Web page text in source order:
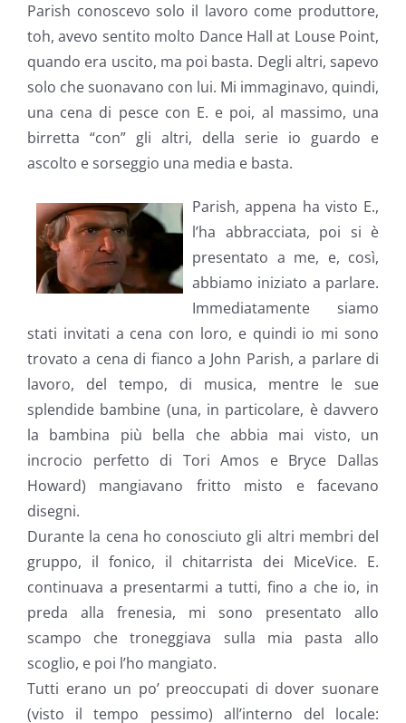
Parish conoscevo solo il lavoro come produttore,
toh, avevo sentito molto Dance Hall at Louse Point,
quando era uscito, ma poi basta. Degli altri, sapevo
solo che suonavano con lui. Mi immaginavo, quindi,
una cena di pesce con E. e poi, al massimo, una
birretta “con” gli altri, della serie io guardo e
ascolto e sorseggio una media e basta.
Parish, appena ha visto E.,
l’ha abbracciata, poi si è
presentato a me, e, così,
abbiamo iniziato a parlare.
Immediatamente siamo
stati invitati a cena con loro, e quindi io mi sono
trovato a cena di fianco a John Parish, a parlare di
lavoro, del tempo, di musica, mentre le sue
splendide bambine (una, in particolare, è davvero
la bambina più bella che abbia mai visto, un
incrocio perfetto di Tori Amos e Bryce Dallas
Howard) mangiavano fritto misto e facevano
disegni.
Durante la cena ho conosciuto gli altri membri del
gruppo, il fonico, il chitarrista dei MiceVice. E.
continuava a presentarmi a tutti, fino a che io, in
preda alla frenesia, mi sono presentato allo
scampo che troneggiava sulla mia pasta allo
scoglio, e poi l’ho mangiato.
Tutti erano un po’ preoccupati di dover suonare
(visto il tempo pessimo) all’interno del locale: